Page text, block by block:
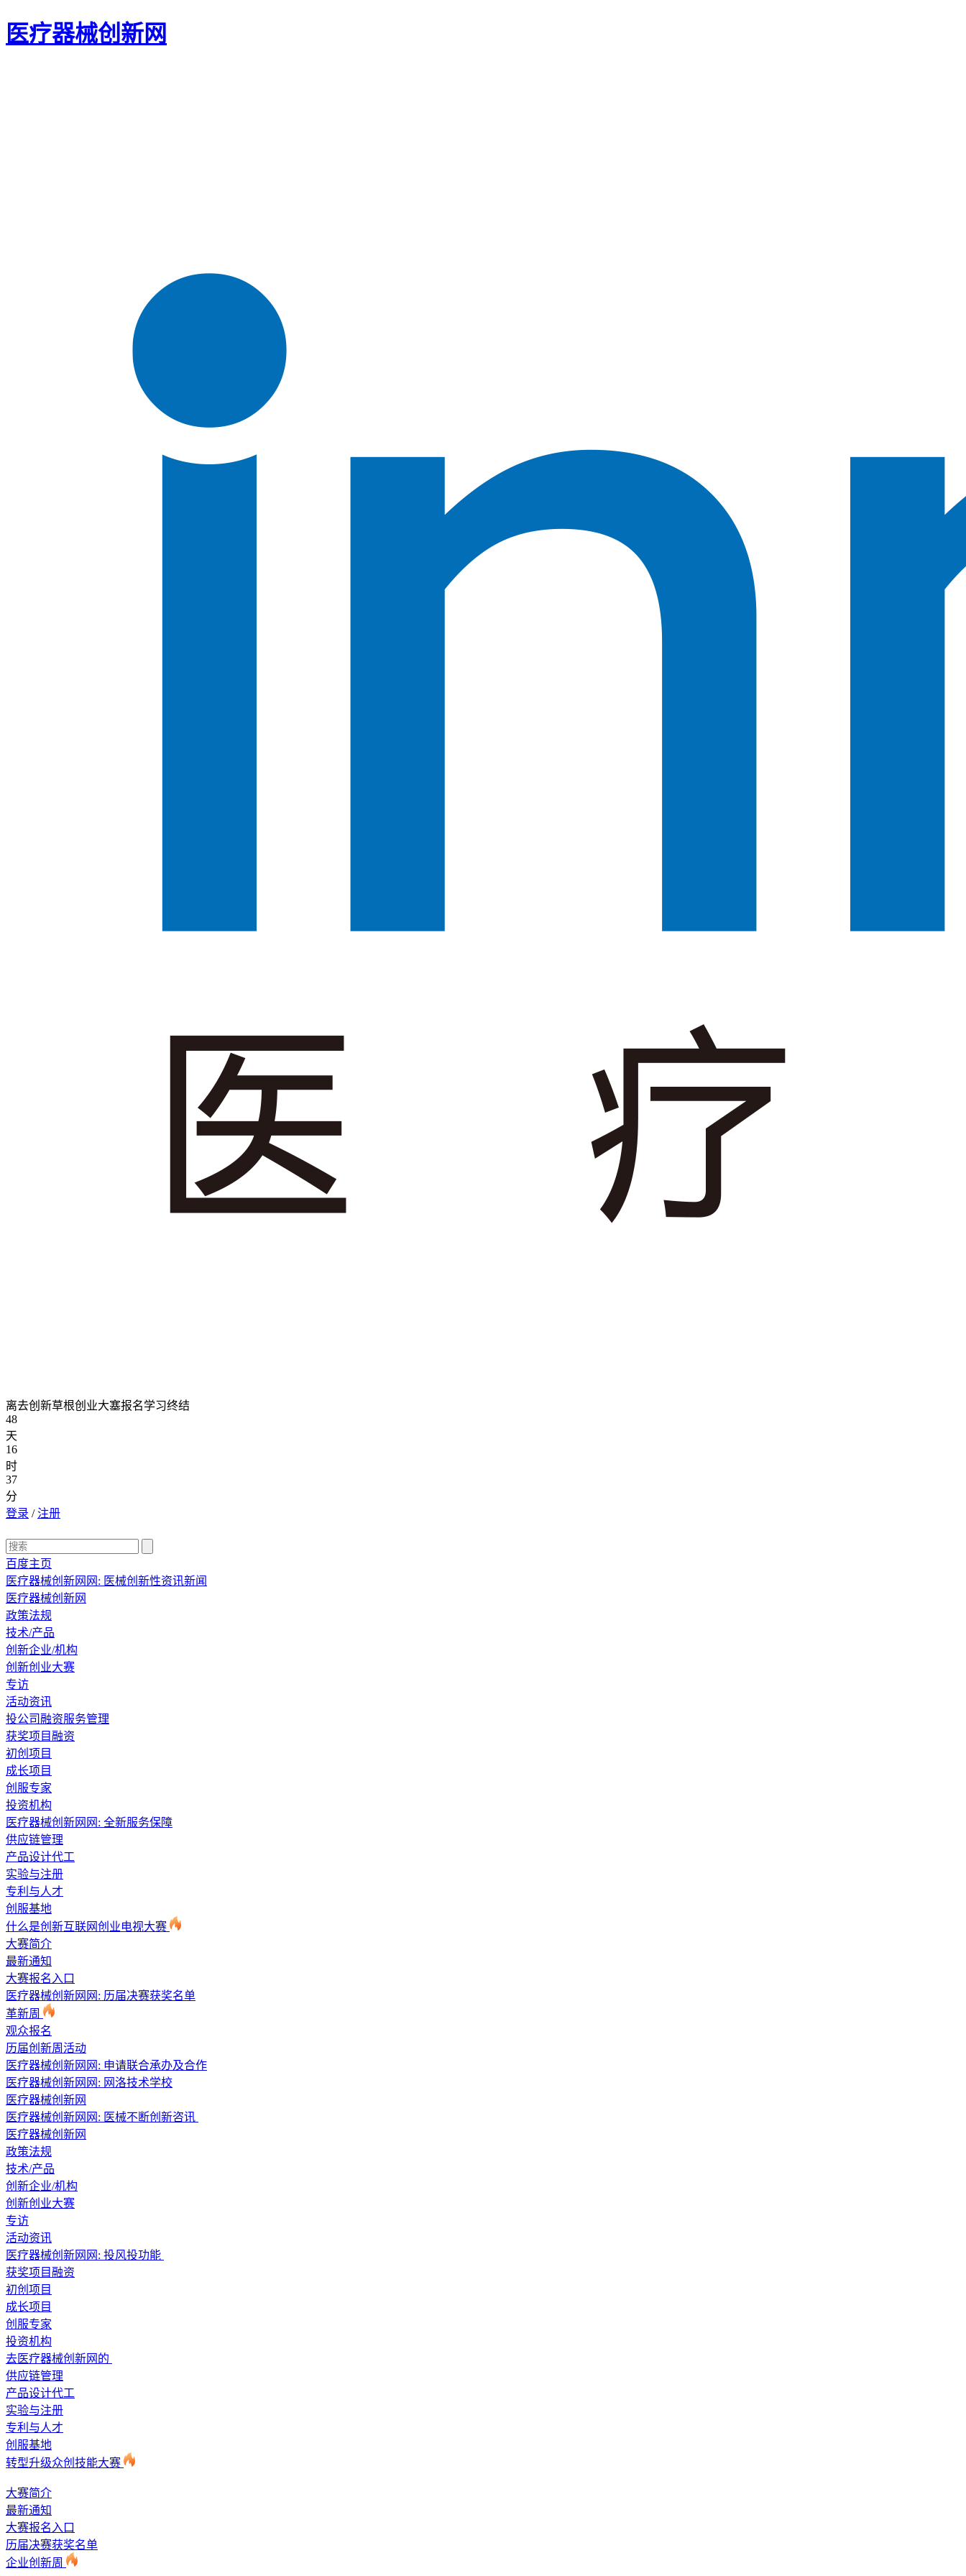
医疗器械创新网
离去创新草根创业大塞报名学习终结
48
天
16
时
37
分
登录 /注册
百度主页
医疗器械创新网网: 医械创新性资讯新闻
医疗器械创新网
政策法规
技术/产品
创新企业/机构
创新创业大赛
专访
活动资讯
投公司融资服务管理
获奖项目融资
初创项目
成长项目
创服专家
投资机构
医疗器械创新网网: 全新服务保障
供应链管理
产品设计代工
实验与注册
专利与人才
创服基地
什么是创新互联网创业电视大赛
大赛简介
最新通知
大赛报名入口
医疗器械创新网网: 历届决赛获奖名单
革新周
观众报名
历届创新周活动
医疗器械创新网网: 申请联合承办及合作
医疗器械创新网网: 网洛技术学校
医疗器械创新网
医疗器械创新网网: 医械不断创新咨讯
医疗器械创新网
政策法规
技术/产品
创新企业/机构
创新创业大赛
专访
活动资讯
医疗器械创新网网: 投风投功能
获奖项目融资
初创项目
成长项目
创服专家
投资机构
去医疗器械创新网的
供应链管理
产品设计代工
实验与注册
专利与人才
创服基地
转型升级众创技能大赛
大赛简介
最新通知
大赛报名入口
历届决赛获奖名单
企业创新周